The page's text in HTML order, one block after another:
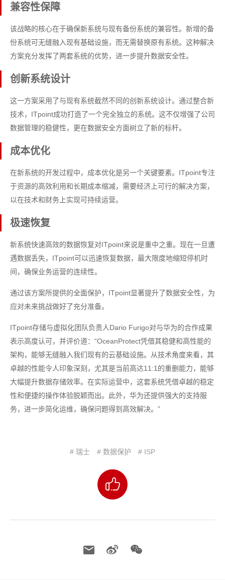
兼容性保障
该战略的核心在于确保新系统与现有备份系统的兼容性。新增的备
份系统可无缝融入现有基础设施，而无需替换原有系统。这种解决
方案充分发挥了两套系统的优势，进一步提升数据安全性。
创新系统设计
这一方案采用了与现有系统截然不同的创新系统设计。通过整合新
技术，ITpoint成功打造了一个完全独立的系统。这不仅增强了公司
数据管理的稳健性，更在数据安全方面树立了新的标杆。
成本优化
在新系统的开发过程中，成本优化是另一个关键要素。ITpoint专注
于资源的高效利用和长期成本缩减，需要经济上可行的解决方案，
以在技术和财务上实现可持续运营。
极速恢复
新系统快速高效的数据恢复对ITpoint来说是重中之重。现在一旦遭
遇数据丢失，ITpoint可以迅速恢复数据，最大限度地缩短停机时
间，确保业务运营的连续性。
通过该方案所提供的全面保护，ITpoint显著提升了数据安全性，为
应对未来挑战做好了充分准备。
ITpoint存储与虚拟化团队负责人Dario Furigo对与华为的合作成果
表示高度认可，并评价道：“OceanProtect凭借其稳健和高性能的
架构，能够无缝融入我们现有的云基础设施。从技术角度来看，其
卓越的性能令人印象深刻，尤其是当前高达11:1的重删能力，能够
大幅提升数据存储效率。在实际运营中，这套系统凭借卓越的稳定
性和便捷的操作体验脱颖而出。此外，华为还提供强大的支持服
务，进一步简化运维，确保问题得到高效解决。”
# 瑞士 # 数据保护 # ISP